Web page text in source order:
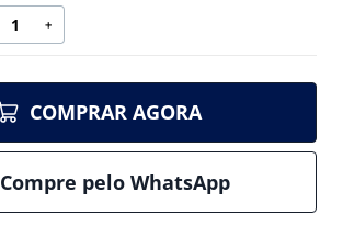
＋
COMPRAR AGORA
Compre pelo WhatsApp